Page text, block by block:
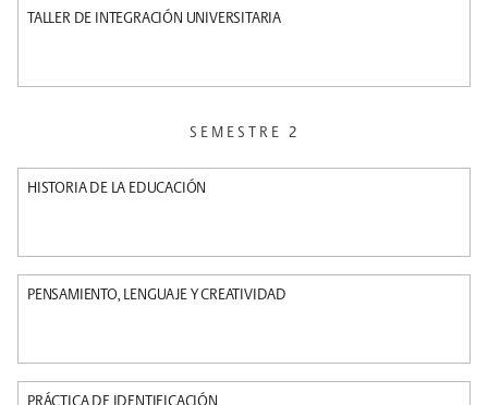
TALLER DE INTEGRACIÓN UNIVERSITARIA
SEMESTRE 2
HISTORIA DE LA EDUCACIÓN
PENSAMIENTO, LENGUAJE Y CREATIVIDAD